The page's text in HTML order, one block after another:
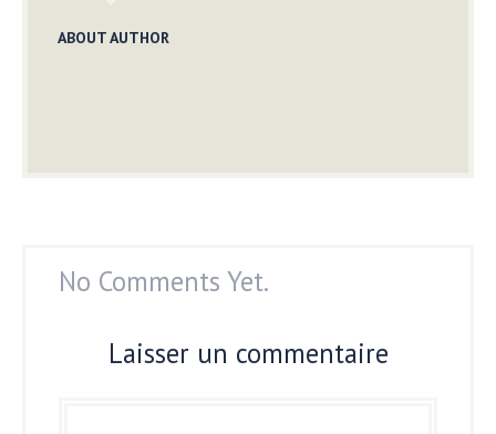
ABOUT AUTHOR
No Comments Yet.
Laisser un commentaire